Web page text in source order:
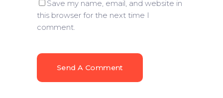
Save my name, email, and website in
this browser for the next time I
comment.
Send A Comment